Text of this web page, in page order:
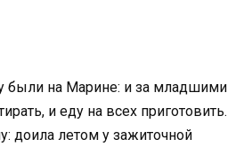
были на Марине: и за младшими
и еду на всех приготовить.
доила летом у зажиточной